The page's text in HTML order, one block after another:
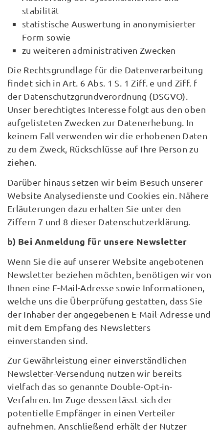
stabilität
statistische Auswertung in anonymisierter
Form sowie
zu weiteren administrativen Zwecken
Die Rechtsgrundlage für die Datenverarbeitung
findet sich in Art. 6 Abs. 1 S. 1 Ziff. e und Ziff. f
der Datenschutzgrundverordnung (DSGVO).
Unser berechtigtes Interesse folgt aus den oben
aufgelisteten Zwecken zur Datenerhebung. In
keinem Fall verwenden wir die erhobenen Daten
zu dem Zweck, Rückschlüsse auf Ihre Person zu
ziehen.
Darüber hinaus setzen wir beim Besuch unserer
Website Analysedienste und Cookies ein. Nähere
Erläuterungen dazu erhalten Sie unter den
Ziffern 7 und 8 dieser Datenschutzerklärung.
b) Bei Anmeldung für unsere Newsletter
Wenn Sie die auf unserer Website angebotenen
Newsletter beziehen möchten, benötigen wir von
Ihnen eine E-Mail-Adresse sowie Informationen,
welche uns die Überprüfung gestatten, dass Sie
der Inhaber der angegebenen E-Mail-Adresse und
mit dem Empfang des Newsletters
einverstanden sind.
Zur Gewährleistung einer einverständlichen
Newsletter-Versendung nutzen wir bereits
vielfach das so genannte Double-Opt-in-
Verfahren. Im Zuge dessen lässt sich der
potentielle Empfänger in einen Verteiler
aufnehmen. Anschließend erhält der Nutzer